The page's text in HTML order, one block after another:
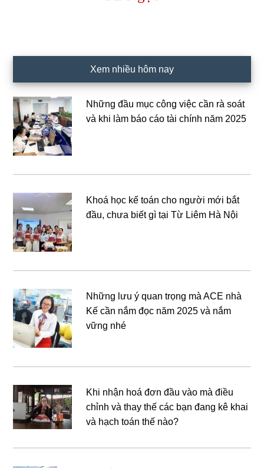
Xem nhiều hôm nay
Những đầu mục công việc cần rà soát
và khi làm báo cáo tài chính năm 2025
Khoá học kế toán cho người mới bắt
đầu, chưa biết gì tại Từ Liêm Hà Nội
Những lưu ý quan trọng mà ACE nhà
Kế cần nắm đọc năm 2025 và nắm
vững nhé
Khi nhận hoá đơn đầu vào mà điều
chỉnh và thay thế các bạn đang kê khai
và hạch toán thế nào?